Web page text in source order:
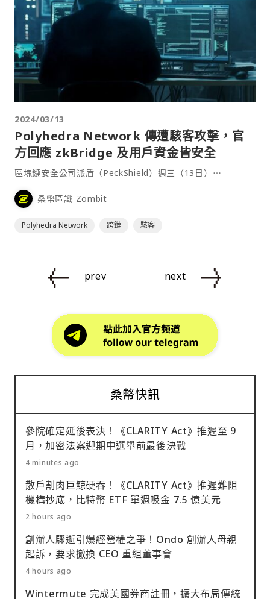
2024/03/13
Polyhedra Network 傳遭駭客攻擊，官
方回應 zkBridge 及用戶資金皆安全
區塊鏈安全公司派盾（PeckShield）週三（13日）⋯
桑幣區識 Zombit
Polyhedra Network 跨鏈 駭客
prev next
桑幣快訊
參院確定延後表決！《CLARITY Act》推遲至 9
月，加密法案迎期中選舉前最後決戰
4 minutes ago
散戶割肉巨鯨硬吞！《CLARITY Act》推遲難阻
機構抄底，比特幣 ETF 單週吸金 7.5 億美元
2 hours ago
創辦人驟逝引爆經營權之爭！Ondo 創辦人母親
起訴，要求撤換 CEO 重組董事會
4 hours ago
Wintermute 完成美國券商註冊，擴大布局傳統